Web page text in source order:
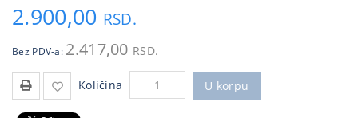
program
2.900,00 RSD.
Bez PDV-a: 2.417,00 RSD.
Količina U korpu